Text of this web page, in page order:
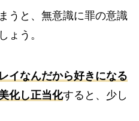
うと、無意識に罪の意識
ょう。
イなんだから好きになる
化し正当化すると、少し